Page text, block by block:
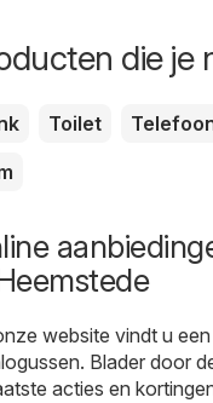
die je
Toilet
website vindt u
Blader door
acties en